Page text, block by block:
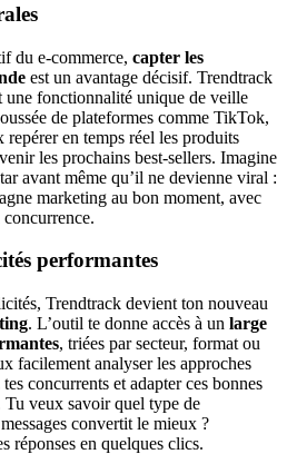
du e-commerce, capter les
est un avantage décisif. Trendtrack
une fonctionnalité unique de veille
de plateformes comme TikTok,
en temps réel les produits
les prochains best-sellers. Imagine
avant même qu’il ne devienne viral :
marketing au bon moment, avec
performantes
Trendtrack devient ton nouveau
. L’outil te donne accès à un large
, triées par secteur, format ou
facilement analyser les approches
concurrents et adapter ces bonnes
Tu veux savoir quel type de
convertit le mieux ?
réponses en quelques clics.